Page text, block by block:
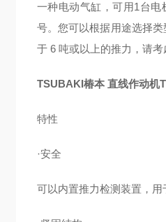
一种电动气缸，可用1台电
号。您可以根据用途选择
于 6 吨或以上的推力，请考
TSUBAKI椿本 直线作动机
特性
·安全
可以内置推力检测装置，用